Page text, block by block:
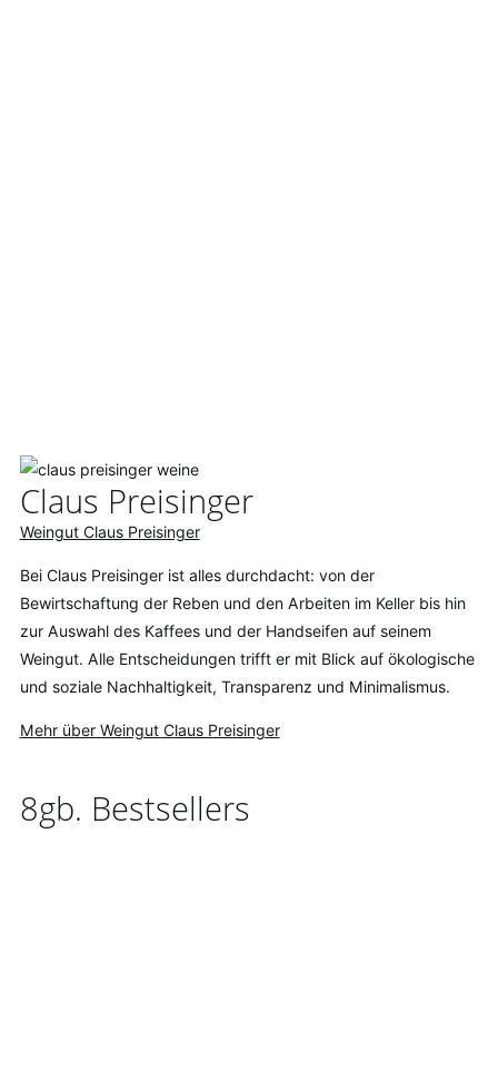
Claus Preisinger
Weingut Claus Preisinger
Bei Claus Preisinger ist alles durchdacht: von der
Bewirtschaftung der Reben und den Arbeiten im Keller bis hin
zur Auswahl des Kaffees und der Handseifen auf seinem
Weingut. Alle Entscheidungen trifft er mit Blick auf ökologische
und soziale Nachhaltigkeit, Transparenz und Minimalismus.
Mehr über Weingut Claus Preisinger
8gb. Bestsellers